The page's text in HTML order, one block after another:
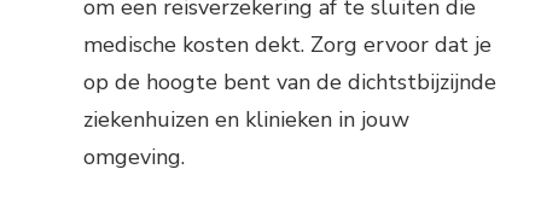
om een ​​reisverzekering af te sluiten die
medische kosten dekt. Zorg ervoor dat je
op de hoogte bent van de dichtstbijzijnde
ziekenhuizen en klinieken in jouw
omgeving.